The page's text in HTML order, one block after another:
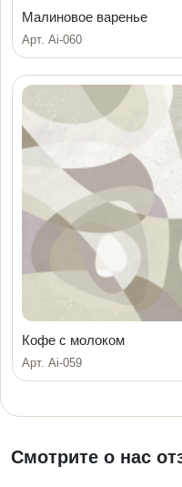
Малиновое варенье
Арт. Ai-060
Кофе с молоком
Арт. Ai-059
Смотрите о нас